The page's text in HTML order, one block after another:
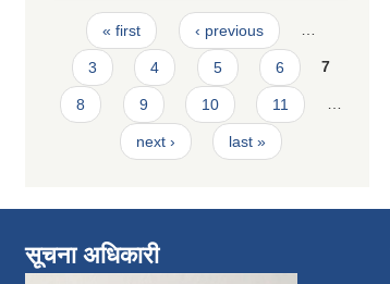
Pages
« first ‹ previous …
3 4 5 6 7
8 9 10 11 …
next › last »
सूचना अधिकारी